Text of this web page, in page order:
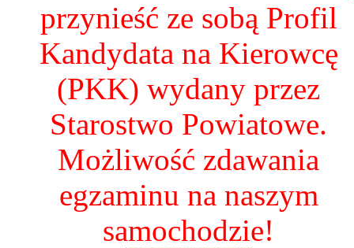
przynieść ze sobą Profil
Kandydata na Kierowcę
(PKK) wydany przez
Starostwo Powiatowe.
Możliwość zdawania
egzaminu na naszym
samochodzie!